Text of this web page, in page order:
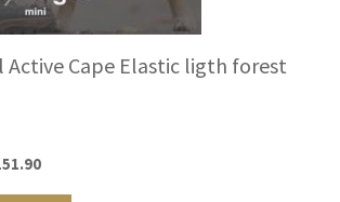
Cape Elastic ligth forest